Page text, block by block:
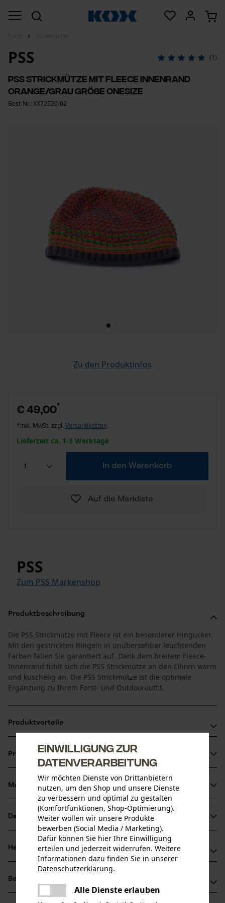
PSS (1)
PSS StrickMütze mit Fleece Innenrand
Orange/Grau Größe OneSize
Best-Nr.: XX72520-02
Zu den Produktinfos
€ 49,00*
*inkl. MwSt. zzgl. Versandkosten
Lieferzeit ca. 1-3 Werktage
In den Warenkorb
Auf die Merkliste
PSS
Zum PSS Markenshop
Produktbeschreibung
Die PSS Strickmütze mit Fleece ist ein besonderer Hingucker.
Mit den gestrickten Ringeln in unübersehbar leuchtenden
Farben fallen Sie garantiert auf. Dank dem breitem Fleece-
Innenrand fühlt sich die PSS Strickmütze an den Ohren warm
und kuschelig an. Die PSS Strickmütze ist die optimale
Ergänzung zu Ihrem Forst- und Outdooroutfit.
Produktvorteile
Top Qualität hergestellt in Deutschland
Geeignet für Herren und Damen
Produktinformationen
Produktdetails
Aktivitätstyp
Angeln, Arbeiten, Campen, Wandern
Altersgruppe
Erwachsener
Material & Pflege
Material
Materialart
Wolle, Acryl
Materialart Innenfutter
Datenblätter
Produktsicherheitsdatenblatt (PDF)
Herstellerinformationen
PSS Pfeiffer Sicherheitssysteme GmbH
Albstraße 10
72145 Hirrlingen, Deutschland
Bewertungen
Einwilligung zur
Datenverarbeitung
Wir möchten Dienste von Drittanbietern
nutzen, um den Shop und unsere Dienste
zu verbessern und optimal zu gestalten
(Komfortfunktionen, Shop-Optimierung).
Weiter wollen wir unsere Produkte
bewerben (Social Media / Marketing).
Dafür können Sie hier Ihre Einwilligung
erteilen und jederzeit widerrufen. Weitere
Informationen dazu finden Sie in unserer
Datenschutzerklärung.
Alle Dienste erlauben
Es ist ein Fehler aufgetreten. Bitte
versuchen Sie es erneut.